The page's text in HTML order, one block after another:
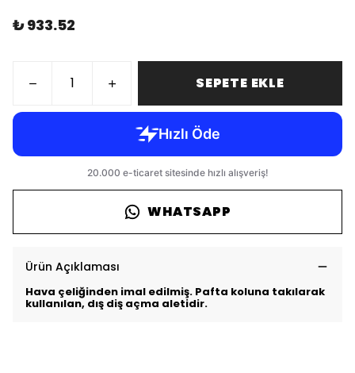
₺ 933.52
SEPETE EKLE
WHATSAPP
Ürün Açıklaması
Hava çeliğinden imal edilmiş. Pafta koluna takılarak
kullanılan, dış diş açma aletidir.